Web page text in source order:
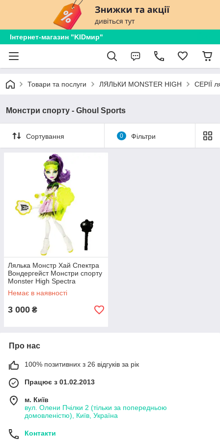
Інтернет-магазин "KIDмир"
Товари та послуги ЛЯЛЬКИ MONSTER HIGH СЕРІЇ
Монстри спорту - Ghoul Sports
Сортування 0 Фільтри
Лялька Монстр Хай Спектра
Вондергейст Монстри спорту
Monster High Spectra
Vondergeist BJR13
Немає в наявності
3 000 ₴
Про нас
100% позитивних з 26 відгуків за рік
Працює з 01.02.2013
м. Київ
вул. Олени Пчілки 2 (тільки за попередньою
домовленістю), Київ, Україна
Контакти